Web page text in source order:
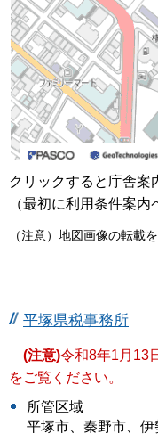
クリックすると庁舎案
（最初に利用条件案内
（注意）地図画像の転載
平塚県税事務所
(注意)令和8年1月13
をご覧ください。
所管区域
平塚市、秦野市、